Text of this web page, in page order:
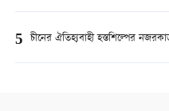
5 চীনের ঐতিহ্যবাহী হস্তশিল্পের